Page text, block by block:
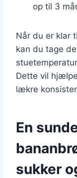
op til 3
Når du er klar
kan du tage
Dette vil
lækre
En
sukker